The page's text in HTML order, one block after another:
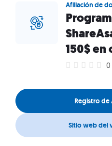
Afiliación de
150$ en
0
Registro de
Sitio web del